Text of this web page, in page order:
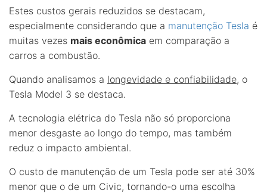
Estes custos gerais reduzidos se destacam,
especialmente considerando que a manutenção Tesla é
muitas vezes mais econômica em comparação a
carros a combustão.
Quando analisamos a longevidade e confiabilidade, o
Tesla Model 3 se destaca.
A tecnologia elétrica do Tesla não só proporciona
menor desgaste ao longo do tempo, mas também
reduz o impacto ambiental.
O custo de manutenção de um Tesla pode ser até 30%
menor que o de um Civic, tornando-o uma escolha